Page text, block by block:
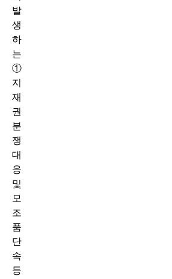
발
생
하
는
①
지
재
권
분
쟁
대
응
및
모
조
품
단
속
등